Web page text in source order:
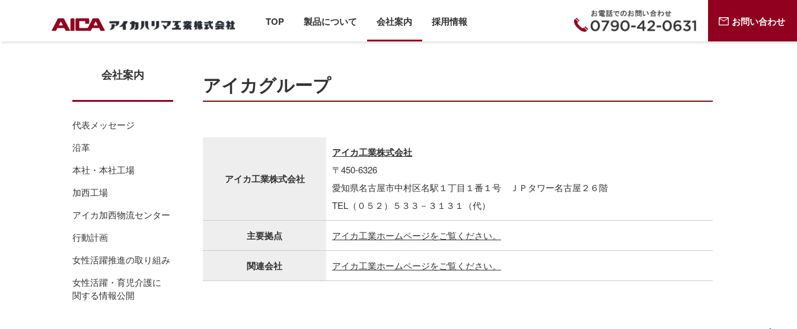
TOP 製品について 会社案内 採用情報 お問い合わせ
TOP
会社案内
代表メッセージ
沿革
本社・本社工場
加西工場
アイカ加西物流センター
行動計画
女性活躍推進の取り組み
女性活躍・育児介護に
関する情報公開
アイカグループ
アイカ工業株式会社
アイカ工業株式会社
〒450-6326
愛知県名古屋市中村区名駅１丁目１番１号 ＪＰタワー名古屋２６階
TEL（０５２）５３３－３１３１（代）
主要拠点 アイカ工業ホームページをご覧ください。
関連会社 アイカ工業ホームページをご覧ください。